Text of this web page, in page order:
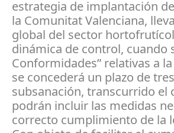
estrategia de implantación
la Comunitat Valenciana,
global del sector
dinámica de control, cuando
Conformidades” relativas a
se concederá un plazo de
subsanación, transcurrido el
podrán incluir las medidas
correcto cumplimiento de la